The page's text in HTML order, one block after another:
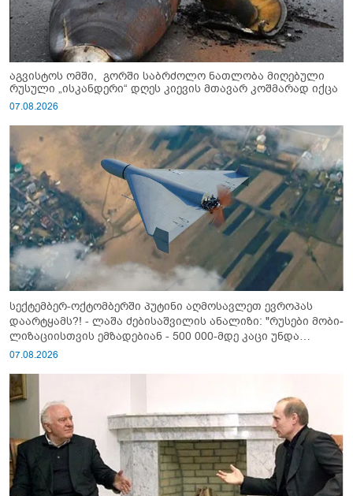
აგვისტოს ომში, გორში საბრძოლო ნათლობა მიღებული
რუსული „ისკანდერი“ დღეს კიევის მთავარ კოშმარად იქცა
07.08.2026
სექტემბერ-ოქტომბერში პუტინი აღმოსავლეთ ევროპას
დაარტყამს?! - ლაშა ძებისაშვილის ანალიზი: "რუსები მობი­
ლიზაციისთვის ემზადებიან - 500 000-მდე კაცი უნდა
გაიწვიონ ომში"
07.08.2026